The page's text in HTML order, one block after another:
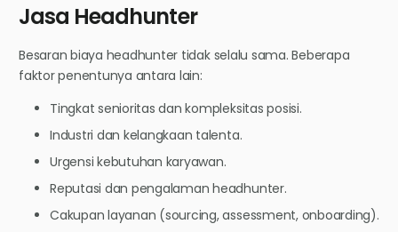
Jasa Headhunter
Besaran biaya headhunter tidak selalu sama. Beberapa
faktor penentunya antara lain:
Tingkat senioritas dan kompleksitas posisi.
Industri dan kelangkaan talenta.
Urgensi kebutuhan karyawan.
Reputasi dan pengalaman headhunter.
Cakupan layanan (sourcing, assessment, onboarding).